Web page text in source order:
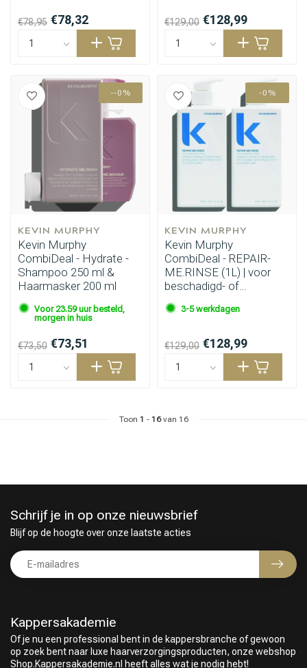
€78,95 €78,32 €129,00 €128,99
--0%
KEVIN MURPHY
Kevin Murphy
CombiDeal - Hydrate -
Shampoo 250 ml &
Haarmasker 200 ml
Voor 23.59 uur besteld,
morgen in huis
€73,50 €73,51
-0%
KEVIN MURPHY
Kevin Murphy
CombiDeal - REPAIR-
ME.RINSE (1L) | voor
beschadigd- of
onhandelbaar haar
3-5 werkdagen
€129,00 €128,99
Toon 1 - 16van 16
Kappersakademie
Of je nu een professional bent in de kappersbranche of gewoon
op zoek bent naar luxe haarverzorgingsproducten, onze webshop
Shop.Kappersakademie.nl heeft alles wat je nodig hebt!
Schrijf je in op onze nieuwsbrief
Blijf op de hoogte over onze laatste acties